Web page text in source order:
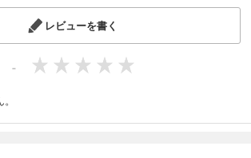
すじを表示する
の科学 2025年7月号
(税込)
レビューを書く
-